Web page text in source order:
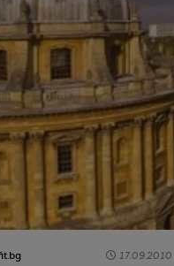
17.09.2010